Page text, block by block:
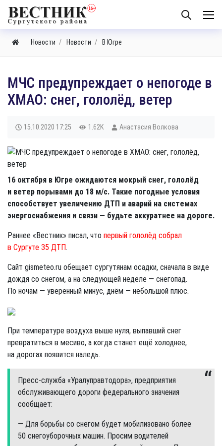
Новости Новости В Югре
МЧС предупреждает о непогоде в
ХМАО: снег, гололёд, ветер
15.10.2020 17:25 1.62K Анастасия Волкова
16 октября в Югре ожидаются мокрый снег, гололёд
и ветер порывами до 18 м/с. Такие погодные условия
способствует увеличению ДТП и аварий на системах
энергоснабжения и связи — будьте аккуратнее на дороге.
Раннее «Вестник» писал, что первый гололёд собрал
в Сургуте 35 ДТП.
Сайт gismeteo.ru обещает сургутянам осадки, сначала в виде
дождя со снегом, а на следующей неделе — снегопад.
По ночам — уверенный минус, днём — небольшой плюс.
При температуре воздуха выше нуля, выпавший снег
превратиться в месиво, а когда станет ещё холоднее,
на дорогах появится наледь.
Пресс-служба «Уралуправтодора», предприятия
обслуживающего дороги федерального значения
сообщает:
— Для борьбы со снегом будет мобилизовано более
50 снегоуборочных машин. Просим водителей